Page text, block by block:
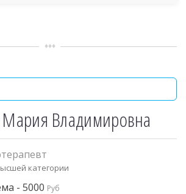
Мария Владимировна
категории
- 5000 Руб